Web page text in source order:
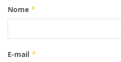
Nome *
E-mail *